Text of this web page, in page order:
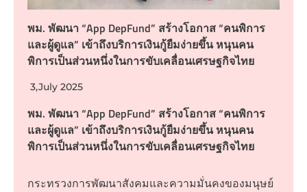
พม. พัฒนา “App DepFund” สร้างโอกาส “คนพิการ
และผู้ดูแล” เข้าถึงบริการเงินกู้ยืมง่ายขึ้น หนุนคน
พิการเป็นส่วนหนึ่งในการขับเคลื่อนเศรษฐกิจไทย
3,July 2025
พม. พัฒนา “App DepFund” สร้างโอกาส “คนพิการ
และผู้ดูแล” เข้าถึงบริการเงินกู้ยืมง่ายขึ้น หนุนคน
พิการเป็นส่วนหนึ่งในการขับเคลื่อนเศรษฐกิจไทย
กระทรวงการพัฒนาสังคมและความมั่นคงของมนุษย์